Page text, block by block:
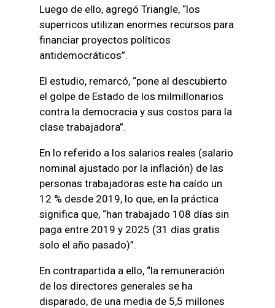
Luego de ello, agregó Triangle, “los
superricos utilizan enormes recursos para
financiar proyectos políticos
antidemocráticos”.
El estudio, remarcó, “pone al descubierto
el golpe de Estado de los milmillonarios
contra la democracia y sus costos para la
clase trabajadora”.
En lo referido a los salarios reales (salario
nominal ajustado por la inflación) de las
personas trabajadoras este ha caído un
12 % desde 2019, lo que, en la práctica
significa que, “han trabajado 108 días sin
paga entre 2019 y 2025 (31 días gratis
solo el año pasado)”.
En contrapartida a ello, “la remuneración
de los directores generales se ha
disparado, de una media de 5,5 millones